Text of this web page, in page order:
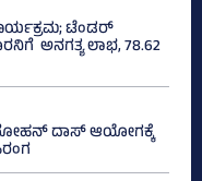
ಟೆಂಡರ್
ಅನಗತ್ಯ ಲಾಭ, 78.62
ದಾಸ್ ಆಯೋಗಕ್ಕೆ